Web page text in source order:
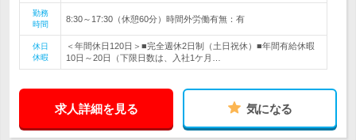
勤務
時間
8:30～17:30（休憩60分）時間外労働有無：有
休日
休暇
＜年間休日120日＞■完全週休2日制（土日祝休）■年間有給休暇
10日～20日（下限日数は、入社1ケ月…
求人詳細を見る 気になる